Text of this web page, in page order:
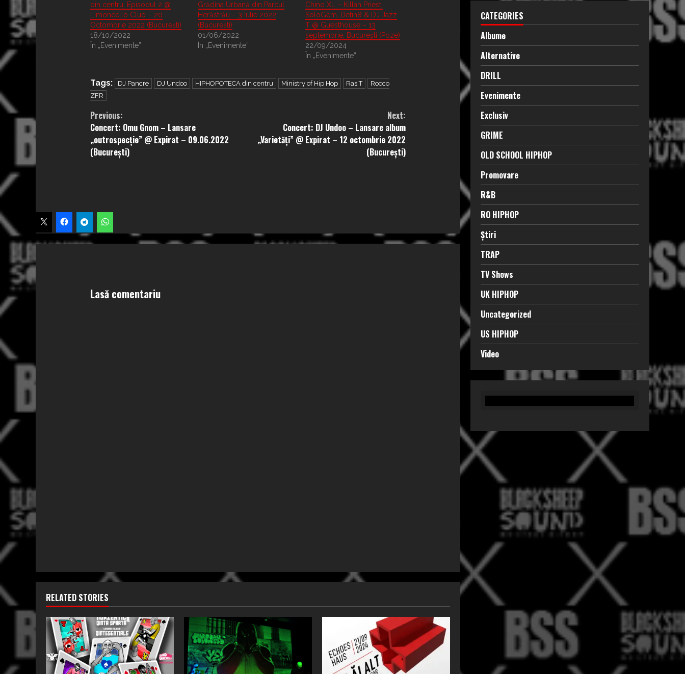
din centru. Episodul 2 @
Limoncello Club – 20
Octombrie 2022 (București)
18/10/2022
În „Evenimente”
Grădina Urbană din Parcul
Herăstrău – 3 Iulie 2022
(București)
01/06/2022
În „Evenimente”
Chino XL – Killah Priest,
SoloGem, Detin8 & DJ Jazz
T @ Guesthouse – 13
septembrie, București (Poze)
22/09/2024
În „Evenimente”
Tags: DJ Pancre DJ Undoo HIPHOPOTECA din centru Ministry of Hip Hop Ras T
Rocco
ZFR
Continue
Reading
Previous:
Concert: Omu Gnom – Lansare
„outrospecție” @ Expirat – 09.06.2022
(București)
Next:
Concert: DJ Undoo – Lansare album
„Varietăți” @ Expirat – 12 octombrie 2022
(București)
Lasă comentariu
RELATED STORIES
CATEGORIES
Albume
Alternative
DRILL
Evenimente
Exclusiv
GRIME
OLD SCHOOL HIPHOP
Promovare
R&B
RO HIPHOP
Știri
TRAP
TV Shows
UK HIPHOP
Uncategorized
US HIPHOP
Video